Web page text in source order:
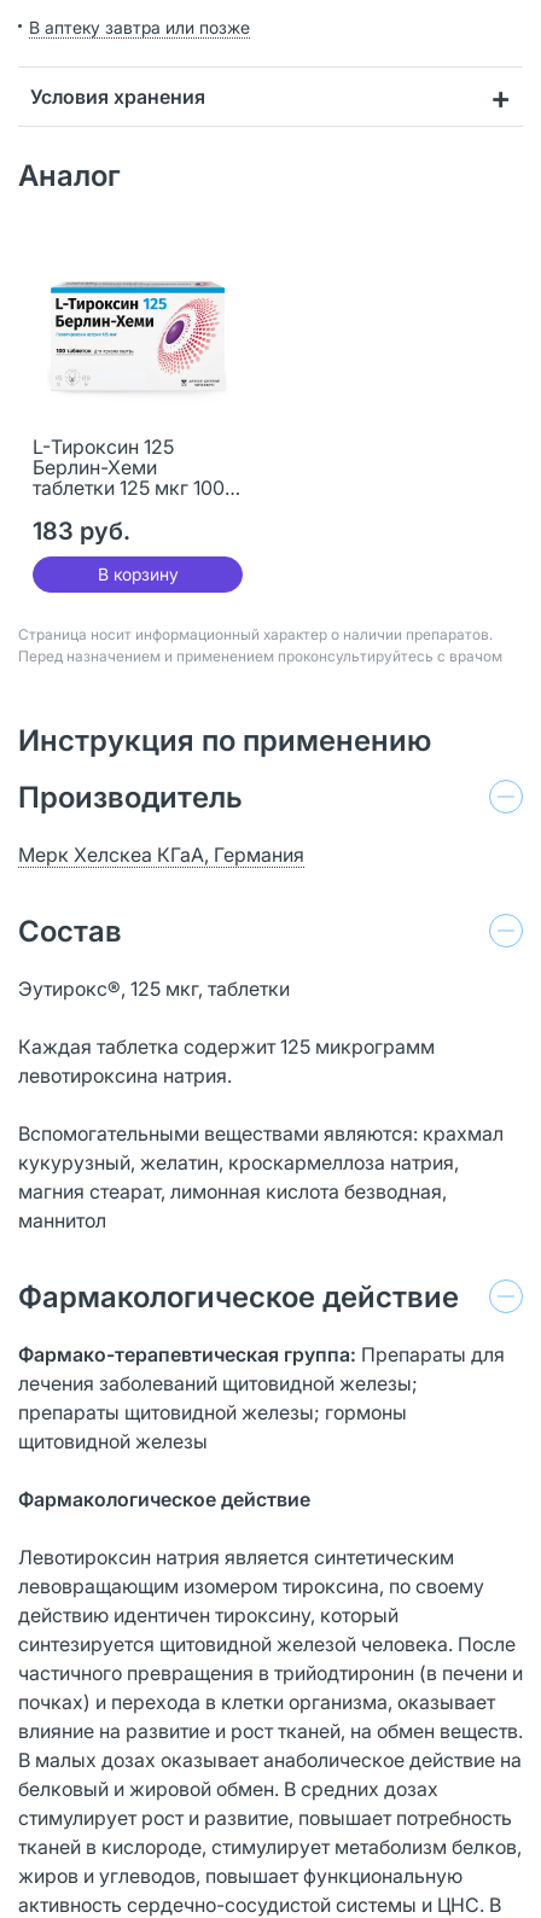
В аптеку завтра или позже
Условия хранения
Аналог
L-Тироксин 125
Берлин-Хеми
таблетки 125 мкг 100
183 руб.
В корзину
Страница носит информационный характер о наличии препаратов.
Перед назначением и применением проконсультируйтесь с врачом
Инструкция по применению
Производитель
Мерк Хелскеа КГаА, Германия
Состав
Эутирокс®, 125 мкг, таблетки
Каждая таблетка содержит 125 микрограмм
левотироксина натрия.
Вспомогательными веществами являются: крахмал
кукурузный, желатин, кроскармеллоза натрия,
магния стеарат, лимонная кислота безводная,
маннитол
Фармакологическое действие
Фармако-терапевтическая группа: Препараты для
лечения заболеваний щитовидной железы;
препараты щитовидной железы; гормоны
щитовидной железы
Фармакологическое действие
Левотироксин натрия является синтетическим
левовращающим изомером тироксина, по своему
действию идентичен тироксину, который
синтезируется щитовидной железой человека. После
частичного превращения в трийодтиронин (в печени и
почках) и перехода в клетки организма, оказывает
влияние на развитие и рост тканей, на обмен веществ.
В малых дозах оказывает анаболическое действие на
белковый и жировой обмен. В средних дозах
стимулирует рост и развитие, повышает потребность
тканей в кислороде, стимулирует метаболизм белков,
жиров и углеводов, повышает функциональную
активность сердечно-сосудистой системы и ЦНС. В